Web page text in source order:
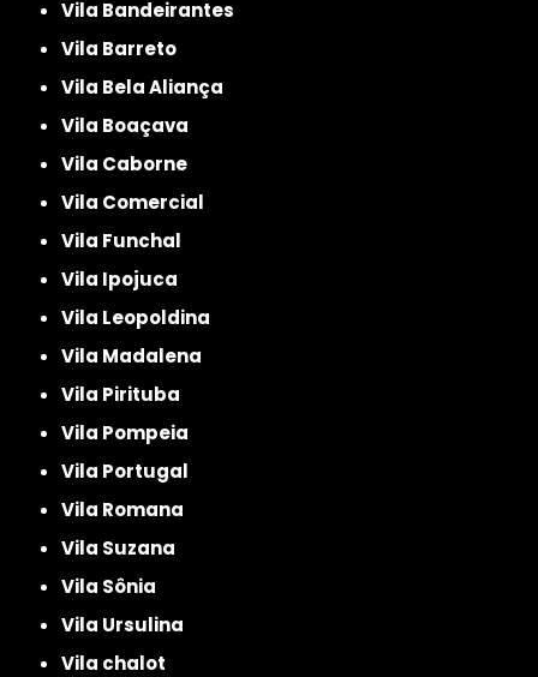
Vila Bandeirantes
Vila Barreto
Vila Bela Aliança
Vila Boaçava
Vila Caborne
Vila Comercial
Vila Funchal
Vila Ipojuca
Vila Leopoldina
Vila Madalena
Vila Pirituba
Vila Pompeia
Vila Portugal
Vila Romana
Vila Suzana
Vila Sônia
Vila Ursulina
Vila chalot